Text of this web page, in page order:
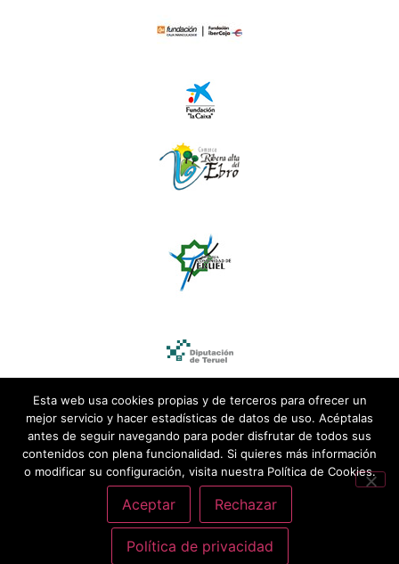
Esta web usa cookies propias y de terceros para ofrecer un
mejor servicio y hacer estadísticas de datos de uso. Acéptalas
antes de seguir navegando para poder disfrutar de todos sus
contenidos con plena funcionalidad. Si quieres más información
o modificar su configuración, visita nuestra Política de Cookies.
Aceptar Rechazar
Política de privacidad